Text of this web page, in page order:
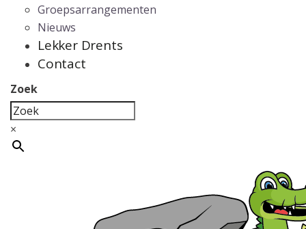
Groepsarrangementen
Nieuws
Lekker Drents
Contact
Zoek
×